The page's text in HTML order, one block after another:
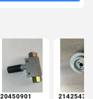
20450901
21425431